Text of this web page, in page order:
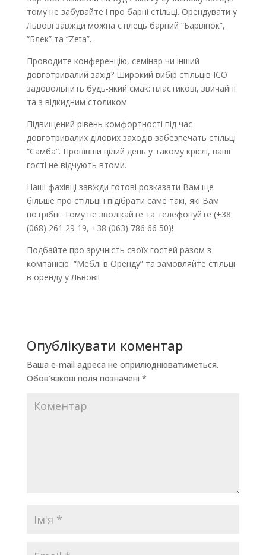
тому не забувайте і про барні стільці. Орендувати у
Львові завжди можна стілець барний “Барвінок”,
“Блек” та “Zeta”.
Проводите конференцію, семінар чи інший
довготривалий захід? Широкий вибір стільців ICO
задовольнить будь-який смак: пластикові, звичайні
та з відкидним столиком.
Підвищений рівень комфортності під час
довготривалих ділових заходів забезпечать стільці
“Самба”. Провівши цілий день у такому кріслі, ваші
гості не відчують втоми.
Наші фахівці завжди готові розказати Вам ще
більше про стільці і підібрати саме такі, які Вам
потрібні. Тому не зволікайте та телефонуйте (+38
(068) 261 29 19, +38 (063) 786 66 50)!
Подбайте про зручність своїх гостей разом з
компанією “Меблі в Оренду” та замовляйте стільці
в оренду у Львові!
Опублікувати коментар
Ваша e-mail адреса не оприлюднюватиметься.
Обов’язкові поля позначені *